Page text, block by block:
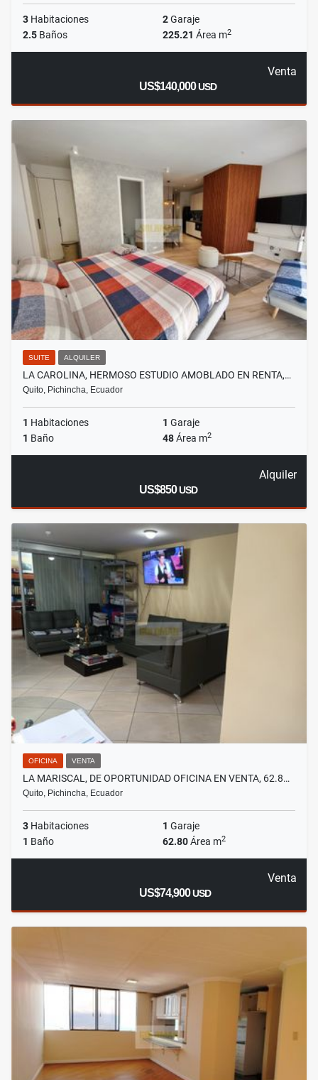
3 Habitaciones 2Garaje
2.5 Baños 225.21 Área m2
Venta
US$140,000USD
SUITE ALQUILER
LA CAROLINA, HERMOSO ESTUDIO AMOBLADO EN RENTA,…
Quito, Pichincha, Ecuador
1 Habitaciones 1 Garaje
1 Baño 48Área m2
Alquiler
US$850USD
OFICINA VENTA
LA MARISCAL, DE OPORTUNIDAD OFICINA EN VENTA, 62.8…
Quito, Pichincha, Ecuador
3 Habitaciones 1 Garaje
1 Baño 62.80Área m2
Venta
US$74,900USD